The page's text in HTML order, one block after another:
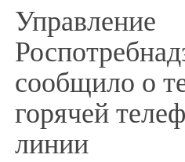
Управление
сообщило о
горячей
линии